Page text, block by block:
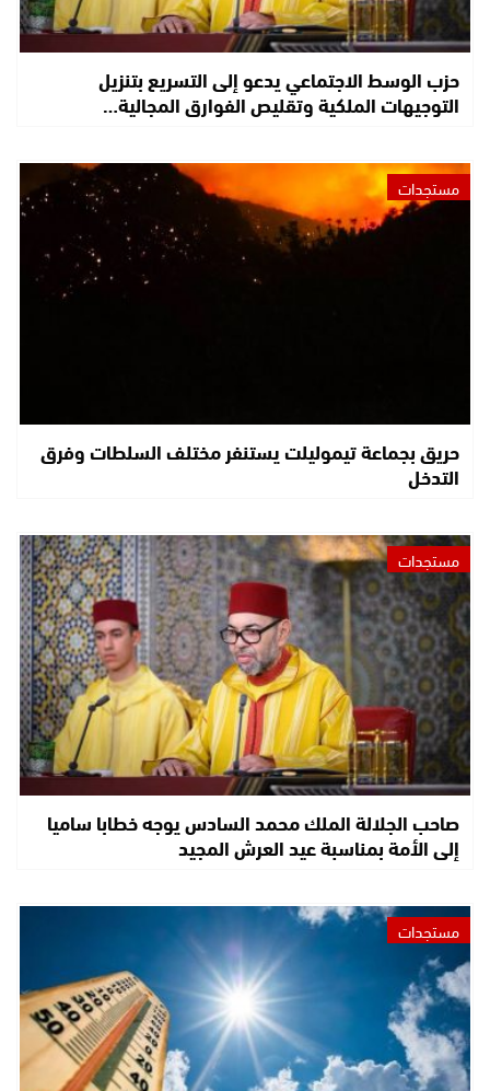
حزب الوسط الاجتماعي يدعو إلى التسريع بتنزيل
التوجيهات الملكية وتقليص الفوارق المجالية…
مستجدات
حريق بجماعة تيموليلت يستنفر مختلف السلطات وفرق
التدخل
مستجدات
صاحب الجلالة الملك محمد السادس يوجه خطابا ساميا
إلى الأمة بمناسبة عيد العرش المجيد
مستجدات